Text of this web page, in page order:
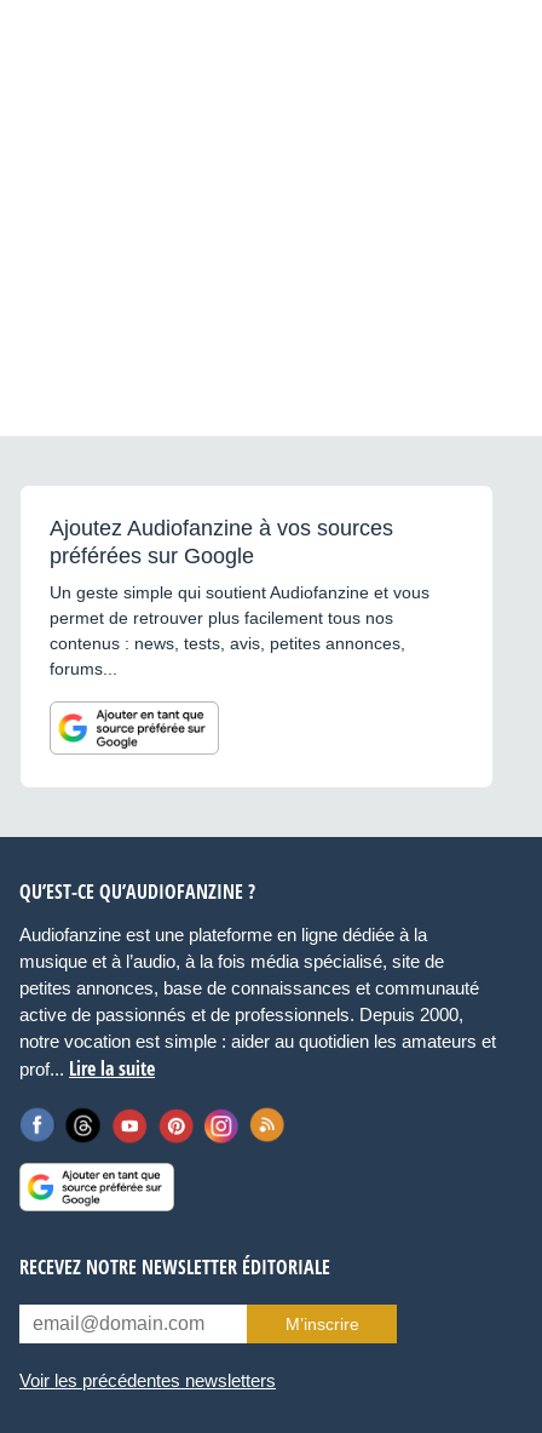
Ajoutez Audiofanzine à vos sources
préférées sur Google
Un geste simple qui soutient Audiofanzine et vous
permet de retrouver plus facilement tous nos
contenus : news, tests, avis, petites annonces,
forums...
QU’EST-CE QU’AUDIOFANZINE ?
Audiofanzine est une plateforme en ligne dédiée à la
musique et à l’audio, à la fois média spécialisé, site de
petites annonces, base de connaissances et communauté
active de passionnés et de professionnels. Depuis 2000,
notre vocation est simple : aider au quotidien les amateurs et
prof... Lire la suite
RECEVEZ NOTRE NEWSLETTER ÉDITORIALE
M’inscrire
Voir les précédentes newsletters